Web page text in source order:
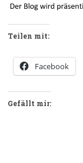
Teilen mit:
Facebook
Gefällt mir: